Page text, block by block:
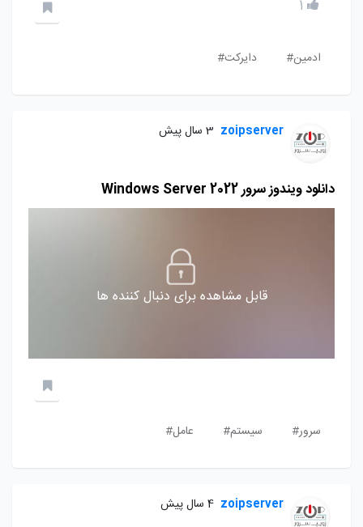
1
ادمین# دایرکت#
zoipserver 3 سال پیش
دانلود ویندوز سرور Windows Server 2022
قابل مشاهده برای دنبال کننده ها
سرور# سیستم# عامل#
zoipserver 4 سال پیش